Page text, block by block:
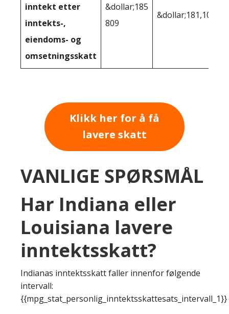
inntekt etter
inntekts-,
eiendoms- og
omsetningsskatt
&dollar;185
809
&dollar;181,105
Klikk her for å få
lavere skatt
VANLIGE SPØRSMÅL
Har Indiana eller
Louisiana lavere
inntektsskatt?
Indianas inntektsskatt faller innenfor følgende
intervall:
{{mpg_stat_personlig_inntektsskattesats_intervall_1}}